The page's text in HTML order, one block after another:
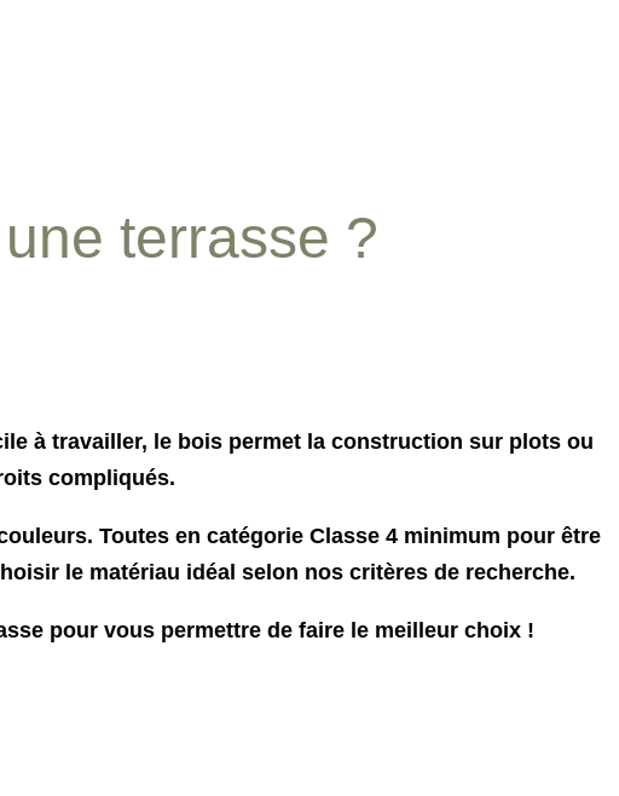
terrasse ?
à travailler, le bois permet la construction sur plots ou
compliqués.
Toutes en catégorie Classe 4 minimum pour être
le matériau idéal selon nos critères de recherche.
pour vous permettre de faire le meilleur choix !